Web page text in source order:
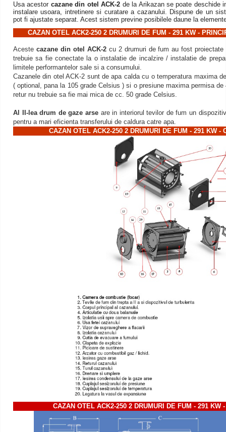
Usa acestor cazane din otel ACK-2 de la Arikazan se poate deschide
instalare usoara, intretinere si curatare a cazanului. Dispune de un
pot fi ajustate separat. Acest sistem previne posibilele daune la
CAZAN OTEL ACK2-250 2 DRUMURI DE FUM - 291 KW -
Aceste cazane din otel ACK-2cu 2 drumuri de fum au fost proiectate
trebuie sa fie conectate la o instalatie de incalzire / instalatie de
limitele performantelor sale si a consumului.
Cazanele din otel ACK-2 sunt de apa calda cu o temperatura maxima
( optional, pana la 105 grade Celsius ) si o presiune maxima permisa de
retur nu trebuie sa fie mai mica de cc. 50 grade Celsius.
Al II-lea drum de gaze arseare in interiorul tevilor de fum un
pentru a mari eficienta transferului de caldura catre apa.
CAZAN OTEL ACK2-250 2 DRUMURI DE FUM - 291 KW -
CAZAN OTEL ACK2-250 2 DRUMURI DE FUM - 291 KW